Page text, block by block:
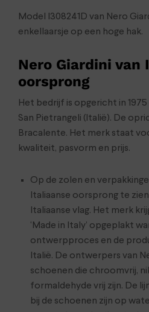
Model I308241D van Nero
enkellaarsje op een hoge hak.
Nero Giardini van
oorsprong
Het bedrijf is opgericht in
San Pietrangeli (Italië). De
Bracalente. Het merk staat
kwaliteit, pasvorm en prijs.
Op de zolen en
Italiaanse oorsprong te
Italiaanse vlag. Het merk
‘Made in Italy’ opgeplakt
ontwerpproces en de
Italië. De ontwerpers van
schoenen die chroomvrij,
formaldehyde vrij zijn. De
bij de schoenen zijn op